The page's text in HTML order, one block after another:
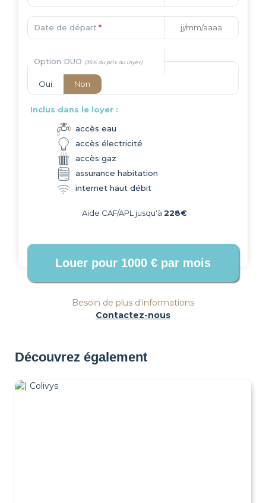
Date de départ *
Option DUO
Oui Non
Inclus dans le loyer :
accès eau
accès électricité
accès gaz
assurance habitation
internet haut débit
Aide CAF/APL jusqu'à 228€
Besoin de plus d'informations
Contactez-nous
Découvrez également